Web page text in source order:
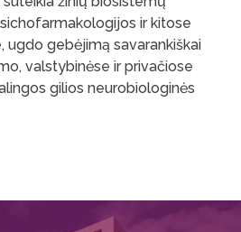
ir kitose
ugdo gebėjimą savarankiškai
valstybinėse ir privačiose
gilios neurobiologinės